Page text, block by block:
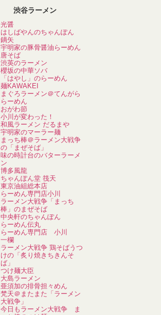
渋谷ラーメン
光醤
はしばやんのちゃんぽん
鏑矢
宇明家の豚骨醤油らーめん
唐そば
渋英のラーメン
櫻坂の中華ソバ
「はやし」のらーめん
麺KAWAKEI
まぐろラーメン＠てんがら
らーめん
おがわ節
小川が変わった！
和風ラーメン だるまや
宇明家のマーラー麺
まっち棒＠ラーメン大戦争
の「まぜそば」
味の時計台のバターラーメ
ン
博多風龍
ちゃんぽん堂 筏天
東京油組総本店
らーめん専門店小川
ラーメン大戦争「まっち
棒」のまぜそば
中央軒のちゃんぽん
らーめん伝丸
らーめん専門店 小川
一欄
ラーメン大戦争 鶏そばうつ
けの「炙り焼きちきんそ
ば」
つけ麺大臣
大島ラーメン
亜須加の排骨担々めん
梵天＠またまた「ラーメン
大戦争」
今日もラーメン大戦争 ま